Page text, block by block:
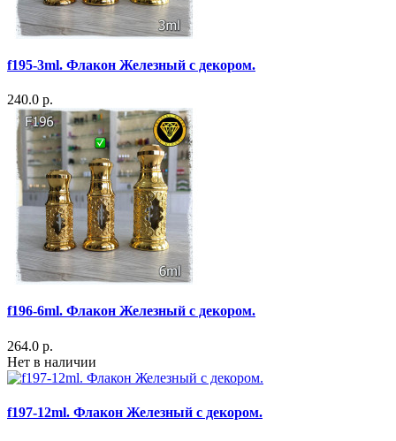
f195-3ml. Флакон Железный с декором.
240.0 р.
f196-6ml. Флакон Железный с декором.
264.0 р.
Нет в наличии
f197-12ml. Флакон Железный с декором.